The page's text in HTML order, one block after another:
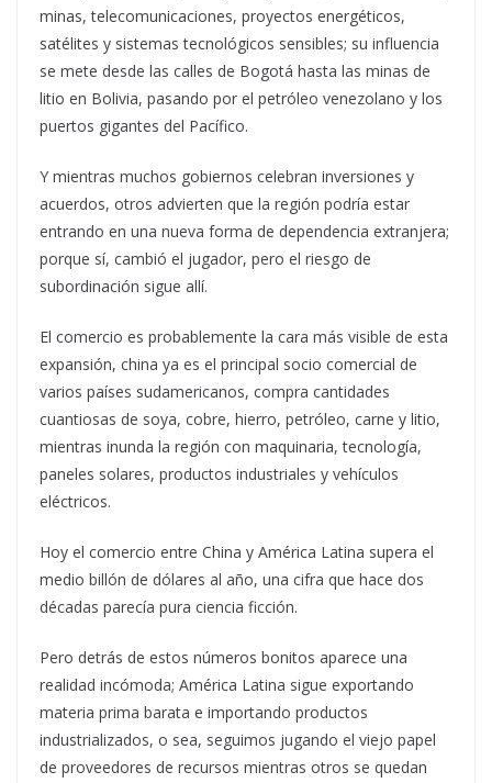
minas, telecomunicaciones, proyectos energéticos,
satélites y sistemas tecnológicos sensibles; su influencia
se mete desde las calles de Bogotá hasta las minas de
litio en Bolivia, pasando por el petróleo venezolano y los
puertos gigantes del Pacífico.
Y mientras muchos gobiernos celebran inversiones y
acuerdos, otros advierten que la región podría estar
entrando en una nueva forma de dependencia extranjera;
porque sí, cambió el jugador, pero el riesgo de
subordinación sigue allí.
El comercio es probablemente la cara más visible de esta
expansión, china ya es el principal socio comercial de
varios países sudamericanos, compra cantidades
cuantiosas de soya, cobre, hierro, petróleo, carne y litio,
mientras inunda la región con maquinaria, tecnología,
paneles solares, productos industriales y vehículos
eléctricos.
Hoy el comercio entre China y América Latina supera el
medio billón de dólares al año, una cifra que hace dos
décadas parecía pura ciencia ficción.
Pero detrás de estos números bonitos aparece una
realidad incómoda; América Latina sigue exportando
materia prima barata e importando productos
industrializados, o sea, seguimos jugando el viejo papel
de proveedores de recursos mientras otros se quedan